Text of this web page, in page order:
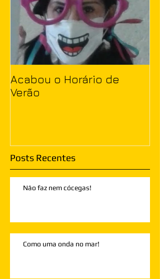
Acabou o Horário de
Verão
Posts Recentes
Não faz nem cócegas!
Como uma onda no mar!